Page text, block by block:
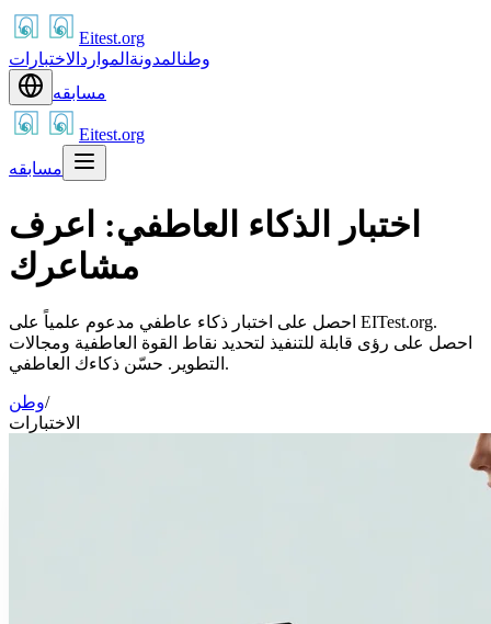
Eitest.org
وطنالمدونة الموارد الاختبارات
مسابقه
Eitest.org
مسابقه
اختبار الذكاء العاطفي: اعرف
مشاعرك
احصل على اختبار ذكاء عاطفي مدعوم علمياً على EITest.org.
احصل على رؤى قابلة للتنفيذ لتحديد نقاط القوة العاطفية ومجالات
التطوير. حسّن ذكاءك العاطفي.
وطن/
الاختبارات